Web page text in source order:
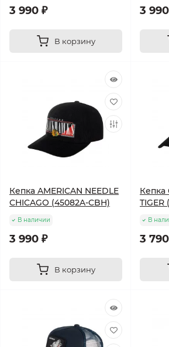
3 990 ₽
В корзину
3
Кепка AMERICAN NEEDLE
CHICAGO (45082A-CBH)
В наличии
3 990 ₽
В корзину
Кепка
TIGER
В
3